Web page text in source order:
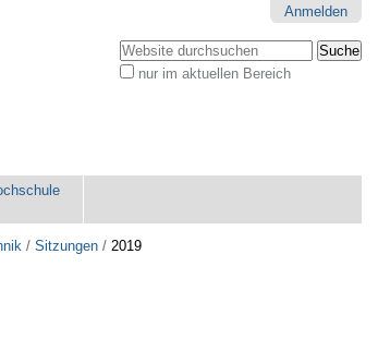
Anmelden
Website durchsuchen
nur im aktuellen Bereich
/Sitzungen /2019